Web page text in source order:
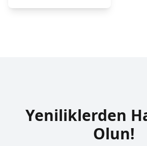
Yeniliklerden
Olun!